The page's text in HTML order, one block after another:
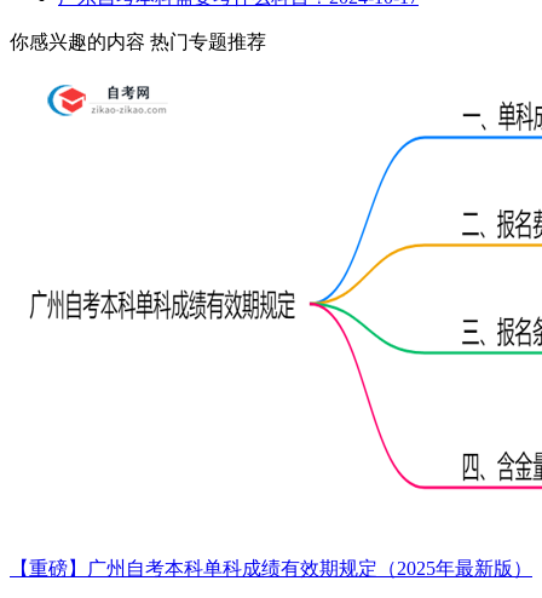
你感兴趣的内容 热门专题推荐
【重磅】广州自考本科单科成绩有效期规定（2025年最新版）